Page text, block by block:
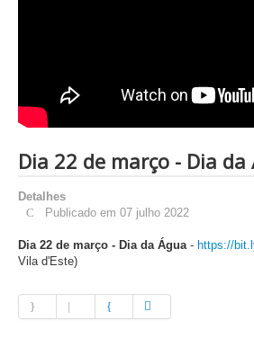
Dia 22 de março - Dia da
Detalhes
Publicado em 07 julho 2022
Dia 22 de março - Dia da Água- https://
Vila d'Este)